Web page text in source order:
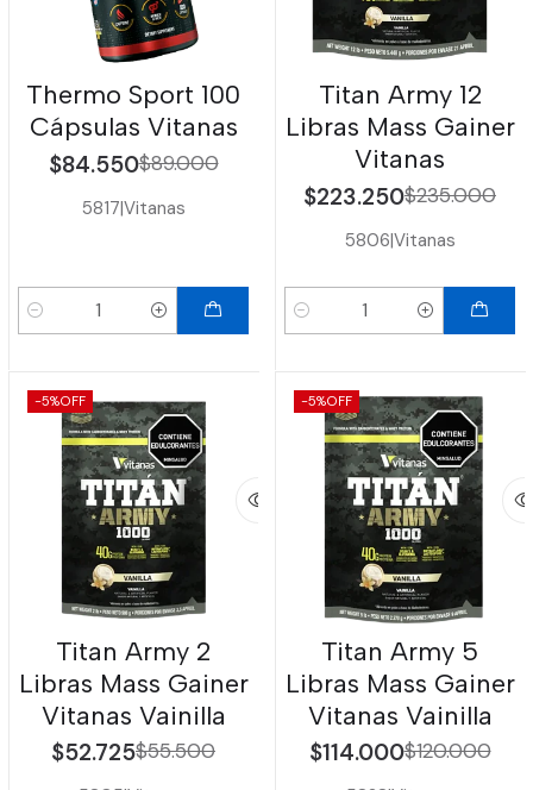
Thermo Sport 100
Cápsulas Vitanas
$84.550$89.000
5817|Vitanas
Cantidad
Titan Army 12
Libras Mass Gainer
Vitanas
$223.250$235.000
5806|Vitanas
Cantidad
-5%OFF
Titan Army 2
Libras Mass Gainer
Vitanas Vainilla
$52.725$55.500
-5%OFF
Titan Army 5
Libras Mass Gainer
Vitanas Vainilla
$114.000$120.000